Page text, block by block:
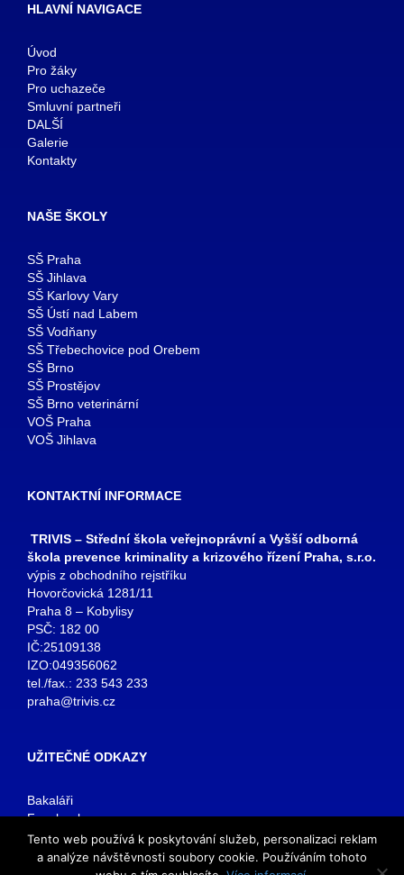
HLAVNÍ NAVIGACE
Úvod
Pro žáky
Pro uchazeče
Smluvní partneři
DALŠÍ
Galerie
Kontakty
NAŠE ŠKOLY
SŠ Praha
SŠ Jihlava
SŠ Karlovy Vary
SŠ Ústí nad Labem
SŠ Vodňany
SŠ Třebechovice pod Orebem
SŠ Brno
SŠ Prostějov
SŠ Brno veterinární
VOŠ Praha
VOŠ Jihlava
KONTAKTNÍ INFORMACE
TRIVIS – Střední škola veřejnoprávní a Vyšší odborná
škola prevence kriminality a krizového řízení Praha, s.r.o.
výpis z obchodního rejstříku
Hovorčovická 1281/11
Praha 8 – Kobylisy
PSČ: 182 00
IČ:25109138
IZO:049356062
tel./fax.: 233 543 233
praha@trivis.cz
UŽITEČNÉ ODKAZY
Bakaláři
Facebook
VOŠ Praha
E-mail zaměstnanci
E-mail studenti
Tento web používá k poskytování služeb, personalizaci reklam
a analýze návštěvnosti soubory cookie. Používáním tohoto